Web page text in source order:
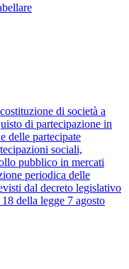
di società a
di partecipazione in
delle partecipate
sociali,
pubblico in mercati
periodica delle
dal decreto legislativo
della legge 7 agosto